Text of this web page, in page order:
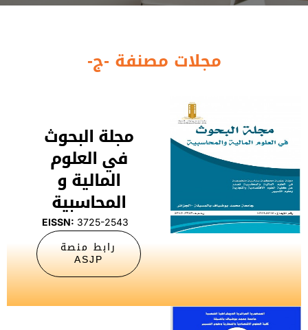
مجلة البحوث
في العلوم
المالية و
المحاسبية
EISSN:
3725-2543
رابط منصة
ASJP